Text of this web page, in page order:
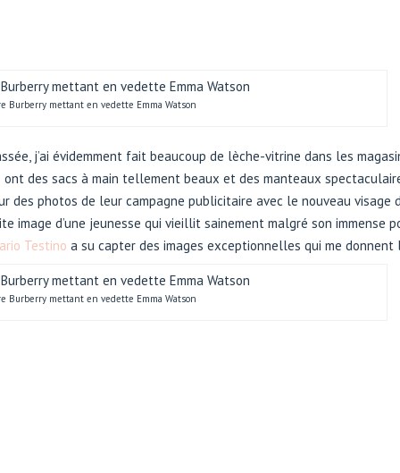
Burberry mettant en vedette Emma Watson
j’ai évidemment fait beaucoup de lèche-vitrine dans les
ont des sacs à main tellement beaux et des manteaux
des photos de leur campagne publicitaire avec le nouveau visage
image d’une jeunesse qui vieillit sainement malgré son immense
Testino a su capter des images exceptionnelles qui me
Burberry mettant en vedette Emma Watson